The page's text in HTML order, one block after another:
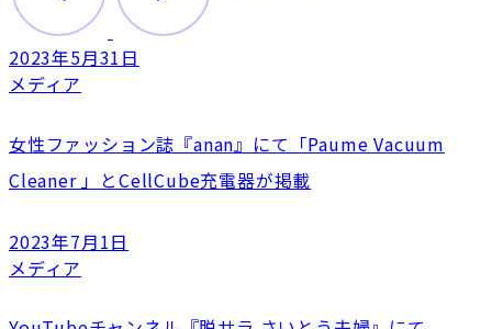
2023年5月31日
メディア
女性ファッション誌『anan』にて「Paume Vacuum
Cleaner 」とCellCube充電器が掲載
2023年7月1日
メディア